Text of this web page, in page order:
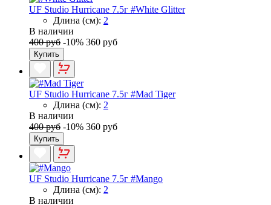
UF Studio Hurricane 7.5г #White Glitter
Длина (см): 2
В наличии
400 руб -10% 360 руб
Купить
UF Studio Hurricane 7.5г #Mad Tiger
Длина (см): 2
В наличии
400 руб -10% 360 руб
Купить
UF Studio Hurricane 7.5г #Mango
Длина (см): 2
В наличии